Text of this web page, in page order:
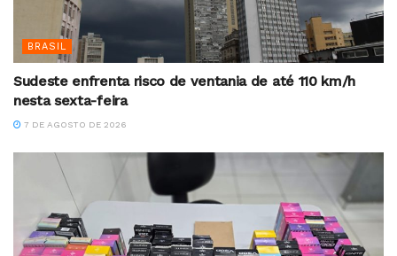
BRASIL
Sudeste enfrenta risco de ventania de até 110 km/h
nesta sexta-feira
7 DE AGOSTO DE 2026